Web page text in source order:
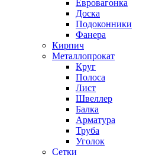
Евровагонка
Доска
Подоконники
Фанера
Кирпич
Металлопрокат
Круг
Полоса
Лист
Швеллер
Балка
Арматура
Труба
Уголок
Сетки